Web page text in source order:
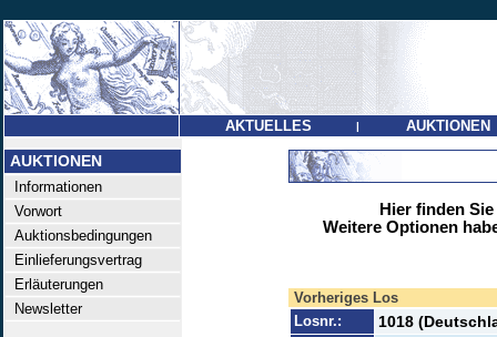
AKTUELLES | AUKTIONEN
AUKTIONEN
Informationen
Vorwort
Auktionsbedingungen
Einlieferungsvertrag
Erläuterungen
Newsletter
Hier finden
Weitere Optionen
Vorheriges Los
Losnr.:
1018